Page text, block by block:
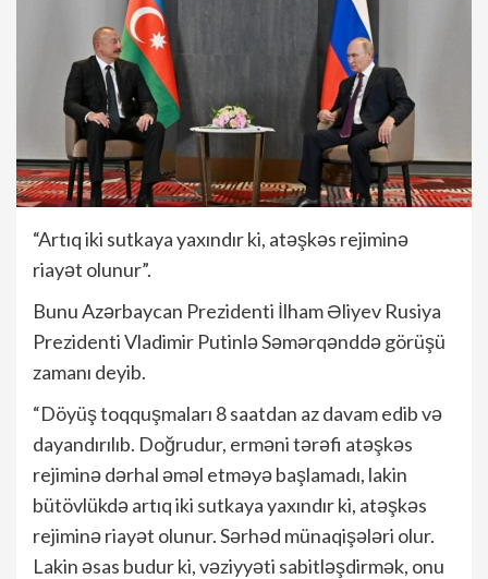
“Artıq iki sutkaya yaxındır ki, atəşkəs rejiminə
riayət olunur”.
Bunu Azərbaycan Prezidenti İlham Əliyev Rusiya
Prezidenti Vladimir Putinlə Səmərqənddə görüşü
zamanı deyib.
“Döyüş toqquşmaları 8 saatdan az davam edib və
dayandırılıb. Doğrudur, erməni tərəfi atəşkəs
rejiminə dərhal əməl etməyə başlamadı, lakin
bütövlükdə artıq iki sutkaya yaxındır ki, atəşkəs
rejiminə riayət olunur. Sərhəd münaqişələri olur.
Lakin əsas budur ki, vəziyyəti sabitləşdirmək, onu